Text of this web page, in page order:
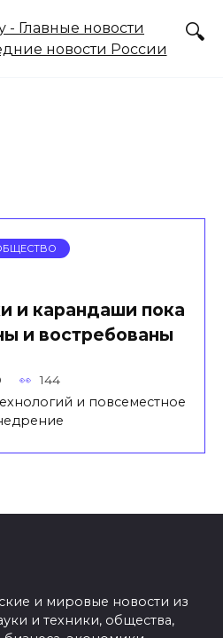
и карандаши пока
и востребованы
144
и повсеместное
и мировые новости из
и техники, общества,